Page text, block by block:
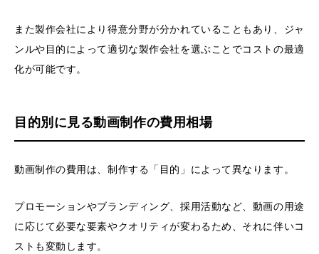
また製作会社により得意分野が分かれていることもあり、ジャ
ンルや目的によって適切な製作会社を選ぶことでコストの最適
化が可能です。
目的別に見る動画制作の費用相場
動画制作の費用は、制作する「目的」によって異なります。
プロモーションやブランディング、採用活動など、動画の用途
に応じて必要な要素やクオリティが変わるため、それに伴いコ
ストも変動します。